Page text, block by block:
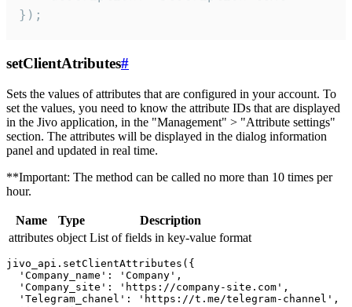
});
setClientAtributes#
Sets the values ​​of attributes that are configured in your account. To
set the values, you need to know the attribute IDs that are displayed
in the Jivo application, in the "Management" > "Attribute settings"
section. The attributes will be displayed in the dialog information
panel and updated in real time.
**Important: The method can be called no more than 10 times per
hour.
Name Type
Description
attributes object List of fields in key-value format
jivo_api.setClientAttributes({
  'Company_name': 'Company',
  'Company_site': 'https://company-site.com',
  'Telegram_chanel': 'https://t.me/telegram-channel',